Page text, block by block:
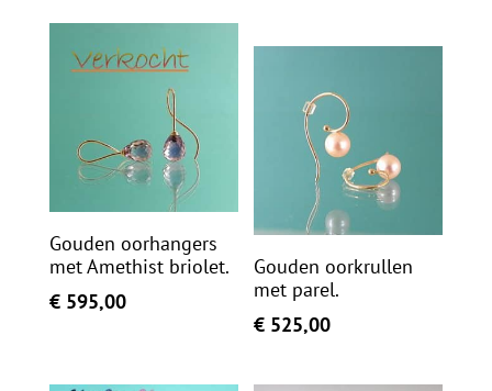
Gouden oorhangers
met Amethist briolet.
€595,00
Gouden oorkrullen
met parel.
€ 525,00